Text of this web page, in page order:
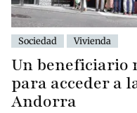
Sociedad Vivienda
Un beneficiario
para acceder a
Andorra